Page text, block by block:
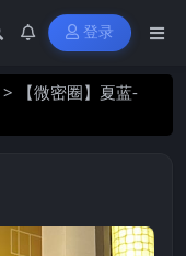
登录
>
【微密圈】夏蓝-